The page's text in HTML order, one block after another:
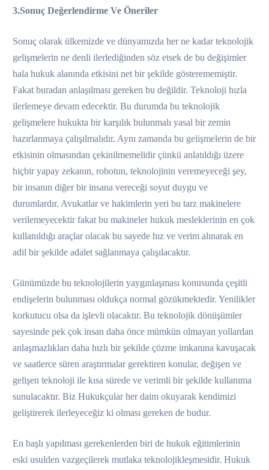
3.Sonuç Değerlendirme Ve Öneriler
Sonuç olarak ülkemizde ve dünyamızda her ne kadar teknolojik
gelişmelerin ne denli ilerlediğinden söz etsek de bu değişimler
hala hukuk alanında etkisini net bir şekilde gösterememiştir.
Fakat buradan anlaşılması gereken bu değildir. Teknoloji hızla
ilerlemeye devam edecektir. Bu durumda bu teknolojik
gelişmelere hukukta bir karşılık bulunmalı yasal bir zemin
hazırlanmaya çalışılmalıdır. Aynı zamanda bu gelişmelerin de bir
etkisinin olmasından çekinilmemelidir çünkü anlatıldığı üzere
hiçbir yapay zekanın, robotun, teknolojinin veremeyeceği şey,
bir insanın diğer bir insana vereceği soyut duygu ve
durumlardır. Avukatlar ve hakimlerin yeri bu tarz makinelere
verilemeyecektir fakat bu makineler hukuk mesleklerinin en çok
kullanıldığı araçlar olacak bu sayede hız ve verim alınarak en
adil bir şekilde adalet sağlanmaya çalışılacaktır.
Günümüzde bu teknolojilerin yaygınlaşması konusunda çeşitli
endişelerin bulunması oldukça normal gözükmektedir. Yenilikler
korkutucu olsa da işlevli olacaktır. Bu teknolojik dönüşümler
sayesinde pek çok insan daha önce mümkün olmayan yollardan
anlaşmazlıkları daha hızlı bir şekilde çözme imkanına kavuşacak
ve saatlerce süren araştırmalar gerektiren konular, değişen ve
gelişen teknoloji ile kısa sürede ve verimli bir şekilde kullanıma
sunulacaktır. Biz Hukukçular her daim okuyarak kendimizi
geliştirerek ilerleyeceğiz ki olması gereken de budur.
En başlı yapılması gerekenlerden biri de hukuk eğitimlerinin
eski usulden vazgeçilerek mutlaka teknolojikleşmesidir. Hukuk